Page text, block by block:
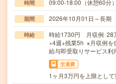
時間 09:00-18:00（休憩60分
期間 2026年10月01日～長
時給
時給1730円 月収例 28
×4週+残業5h ※月収例を
給与即受取りサービス利
交通費
1ヶ月3万円を上限とし